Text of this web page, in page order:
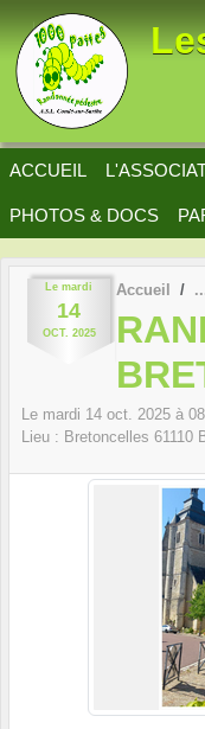
ACCUEIL
PHOTOS & DOCS
Le mardi
14
OCT. 2025
Accueil
Le mardi 14 oct. 2025 à
Lieu : Bretoncelles 61110
Panneau de gestion des